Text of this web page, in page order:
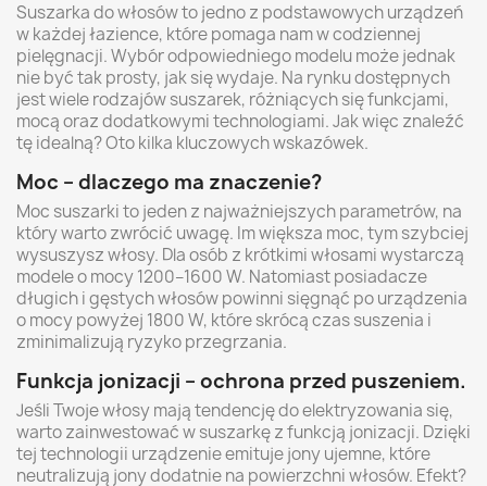
Suszarka do włosów to jedno z podstawowych urządzeń
w każdej łazience, które pomaga nam w codziennej
pielęgnacji. Wybór odpowiedniego modelu może jednak
nie być tak prosty, jak się wydaje. Na rynku dostępnych
jest wiele rodzajów suszarek, różniących się funkcjami,
mocą oraz dodatkowymi technologiami. Jak więc znaleźć
tę idealną? Oto kilka kluczowych wskazówek.
Moc – dlaczego ma znaczenie?
Moc suszarki to jeden z najważniejszych parametrów, na
który warto zwrócić uwagę. Im większa moc, tym szybciej
wysuszysz włosy. Dla osób z krótkimi włosami wystarczą
modele o mocy 1200–1600 W. Natomiast posiadacze
długich i gęstych włosów powinni sięgnąć po urządzenia
o mocy powyżej 1800 W, które skrócą czas suszenia i
zminimalizują ryzyko przegrzania.
Funkcja jonizacji – ochrona przed puszeniem.
Jeśli Twoje włosy mają tendencję do elektryzowania się,
warto zainwestować w suszarkę z funkcją jonizacji. Dzięki
tej technologii urządzenie emituje jony ujemne, które
neutralizują jony dodatnie na powierzchni włosów. Efekt?